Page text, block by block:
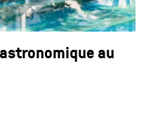
au